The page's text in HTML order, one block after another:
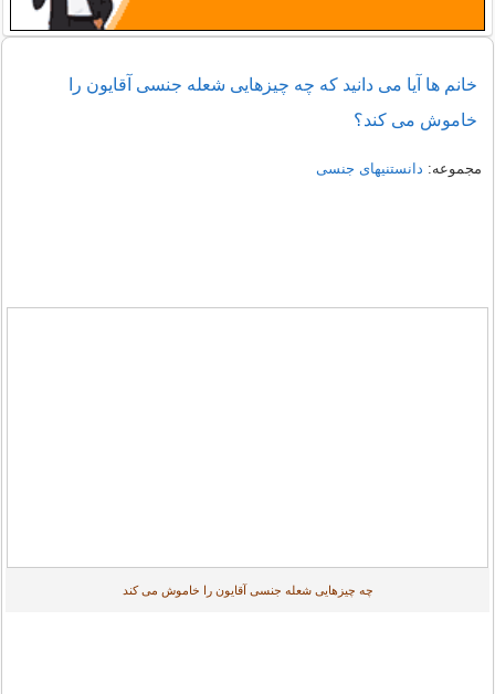
خانم ها آیا می دانید که چه چیزهایی شعله جنسی آقایون را
خاموش می کند؟
مجموعه: دانستنیهای جنسی
چه چیزهایی شعله جنسی آقایون را خاموش می کند